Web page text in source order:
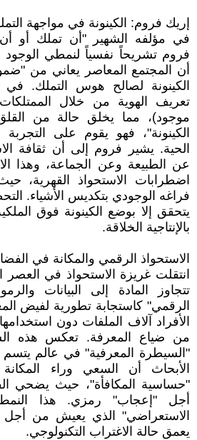
إريك فروم: الكينونة في مواجهة
في مؤلفه الشهير "أن تملك أو
فروم تشريحاً نفسياً لنمطي
أن المجتمع المعاصر يعاني من
الكينونة لصالح هوس التملك. في
تعريف الهوية من خلال الممتلكات
موجود)، مما يخلق حالة من
الكينونة"، فهو يقوم على التجربة
الحية. يشير فروم إلى أن ثقافة
عن الطبيعة وعن الجماعة، وهذا
اضطرابات الاستحواذ القهرية،
فراغه الوجودي بتكديس الأشياء.
يتحقق إلا بوضع الكينونة فوق
بالإنتاجية الخلاقة.
الاستحواذ الرقمي والمكانة في
انتقلت غريزة الاستحواذ في
تتجاوز المادة إلى البيانات
الرقمي" كاستجابة تطورية لفيض
الأفراد آلاف الملفات دون
من ضياع المعرفة. تعكس هذه
"السيطرة المعرفية" في عالم يتسم
الأبحاث أن السعي وراء
"حساسية المكافأة"، حيث يضحي
أجل "إعجاب" رمزي. هذا
الاستعراضي" الذي يعيش من أجل
يعمق حالة الاغتراب التكنولوجي.